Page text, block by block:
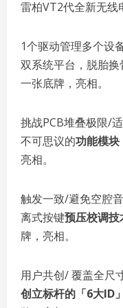
雷柏VT2代全新无线
1个驱动管理多个设
双系统平台，脱胎换
一张底牌，亮相。
挑战PCB堆叠极限/
不可思议的功能模块
亮相。
触发一致/避免空腔
离式按键预压校调技
牌，亮相。
用户共创/ 覆盖全尺
创立标杆的「6大ID」